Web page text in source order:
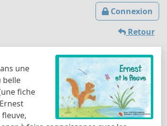
Connexion
Retour
une
belle
fiche